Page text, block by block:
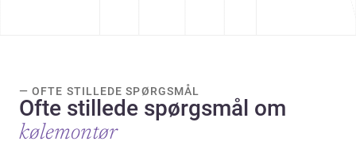
— OFTE STILLEDE SPØRGSMÅL
Ofte stillede spørgsmål om
kølemontør